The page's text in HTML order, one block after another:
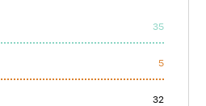
35
5
32